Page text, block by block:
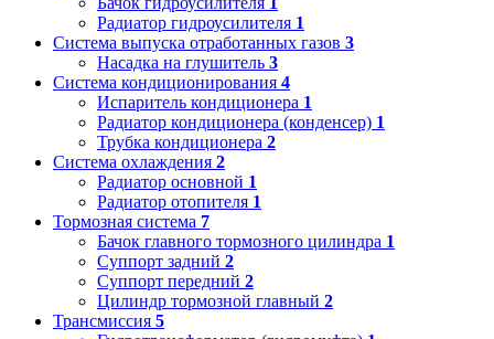
Радиатор гидроусилителя 1
Система выпуска отработанных газов 3
Насадка на глушитель 3
Система кондиционирования 4
Испаритель кондиционера 1
Радиатор кондиционера (конденсер) 1
Трубка кондиционера 2
Система охлаждения 2
Радиатор основной 1
Радиатор отопителя 1
Тормозная система 7
Бачок главного тормозного цилиндра 1
Суппорт задний 2
Суппорт передний 2
Цилиндр тормозной главный 2
Трансмиссия 5